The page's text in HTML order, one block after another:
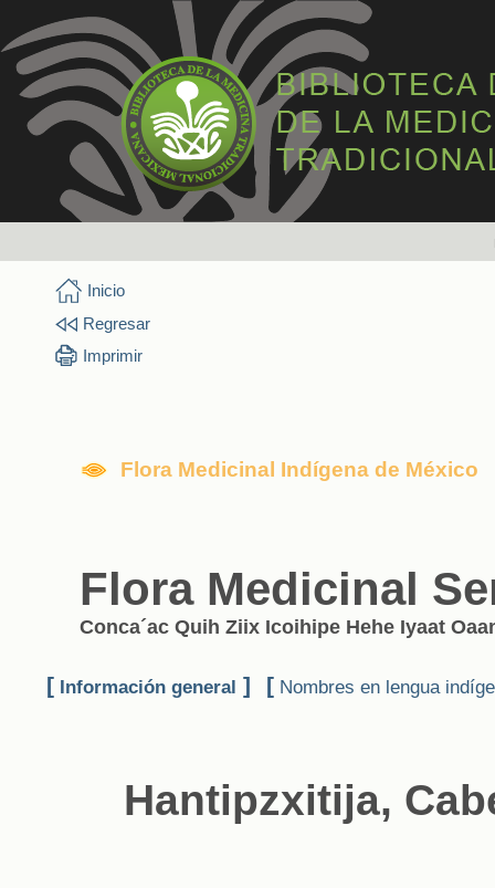
Inicio
Regresar
Imprimir
Flora Medicinal Indígena de México
Flora Medicinal
Conca´ac Quih Ziix Icoihipe Hehe Iyaat
[ Información general ] [ Nombres en lengua
Hantipzxitija,